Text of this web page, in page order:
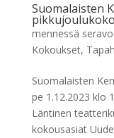
Suomalaisten
mennessä seravo
Kokoukset,
Suomalaisten
pe 1.12.2023 klo
Läntinen
kokousasiat